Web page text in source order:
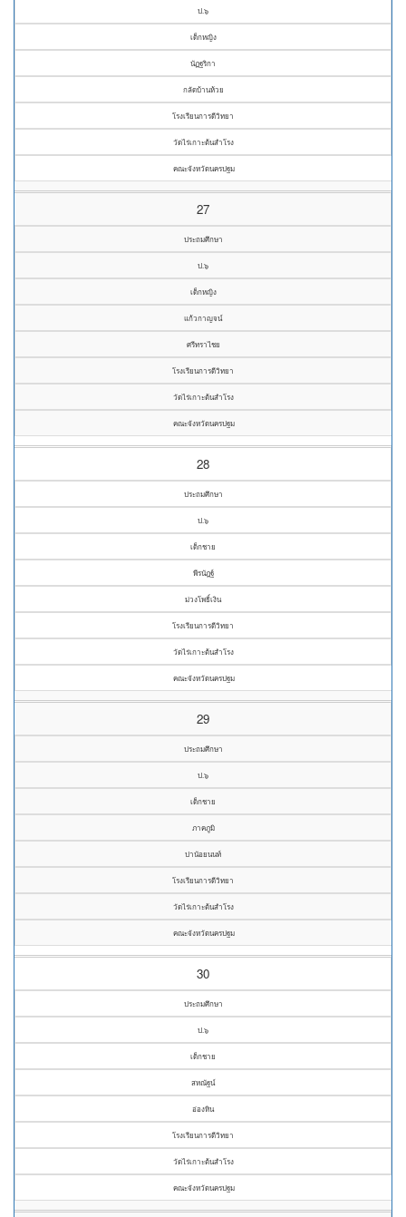
ป.๖
เด็กหญิง
นัฏฐริกา
กลัดบ้านห้วย
โรงเรียนการดีวิทยา
วัดไร่เกาะต้นสำโรง
คณะจังหวัดนครปฐม
27
ประถมศึกษา
ป.๖
เด็กหญิง
แก้วกาญจน์
ศรีทราไชย
โรงเรียนการดีวิทยา
วัดไร่เกาะต้นสำโรง
คณะจังหวัดนครปฐม
28
ประถมศึกษา
ป.๖
เด็กชาย
พีรนัฎฐ์
ม่วงโพธิ์เงิน
โรงเรียนการดีวิทยา
วัดไร่เกาะต้นสำโรง
คณะจังหวัดนครปฐม
29
ประถมศึกษา
ป.๖
เด็กชาย
ภาคภูมิ
ปานัอยนนท์
โรงเรียนการดีวิทยา
วัดไร่เกาะต้นสำโรง
คณะจังหวัดนครปฐม
30
ประถมศึกษา
ป.๖
เด็กชาย
สหณัฐน์
อ่องหิน
โรงเรียนการดีวิทยา
วัดไร่เกาะต้นสำโรง
คณะจังหวัดนครปฐม